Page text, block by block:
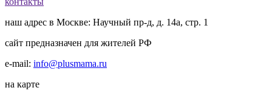
наш адрес в Москве: Научный пр-д, д. 14а, стр. 1
сайт предназначен для жителей РФ
e-mail: info@plusmama.ru
на карте